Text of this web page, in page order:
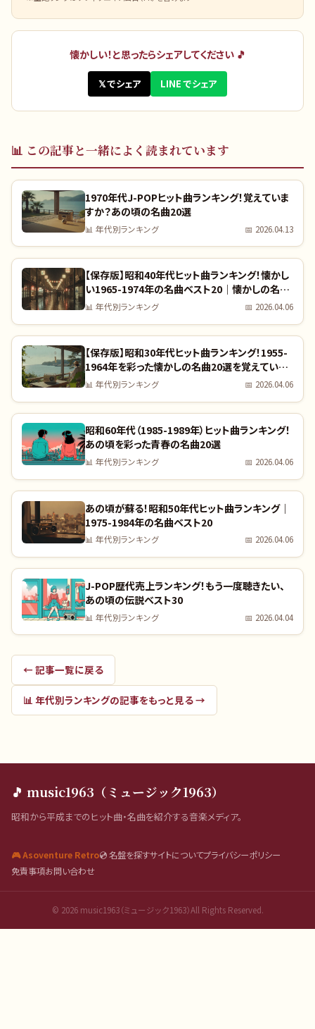
懐かしい！と思ったらシェアしてください 🎵
𝕏 でシェア LINE でシェア
📊 この記事と一緒によく読まれています
1970年代J-POPヒット曲ランキング！覚えていま
すか？あの頃の名曲20選
📊 年代別ランキング 📅 2026.04.13
【保存版】昭和40年代ヒット曲ランキング！懐かし
い1965-1974年の名曲ベスト20｜懐かしの名曲
完全リスト
📊 年代別ランキング 📅 2026.04.06
【保存版】昭和30年代ヒット曲ランキング！1955-
1964年を彩った懐かしの名曲20選を覚えていま
すか？｜全曲リスト付き
📊 年代別ランキング 📅 2026.04.06
昭和60年代（1985-1989年）ヒット曲ランキング！
あの頃を彩った青春の名曲20選
📊 年代別ランキング 📅 2026.04.06
あの頃が蘇る！昭和50年代ヒット曲ランキング｜
1975-1984年の名曲ベスト20
📊 年代別ランキング 📅 2026.04.06
J-POP歴代売上ランキング！もう一度聴きたい、
あの頃の伝説ベスト30
📊 年代別ランキング 📅 2026.04.04
← 記事一覧に戻る
📊 年代別ランキングの記事をもっと見る →
🎵 music1963（ミュージック1963）
昭和から平成までのヒット曲・名曲を紹介する音楽メディア。
🎮 Asoventure Retro💿 名盤を探すサイトについてプライバシーポリシー
免責事項お問い合わせ
© 2026music1963（ミュージック1963）All Rights Reserved.